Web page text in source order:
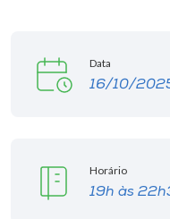
Data
16/10/
Horário
19h às